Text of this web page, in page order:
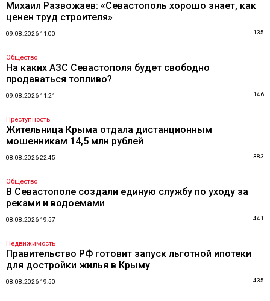
Михаил Развожаев: «Севастополь хорошо знает, как
ценен труд строителя»
09.08.2026 11:00 135
Общество
На каких АЗС Севастополя будет свободно
продаваться топливо?
09.08.2026 11:21 146
Преступность
Жительница Крыма отдала дистанционным
мошенникам 14,5 млн рублей
08.08.2026 22:45 383
Общество
В Севастополе создали единую службу по уходу за
реками и водоемами
08.08.2026 19:57 441
Недвижимость
Правительство РФ готовит запуск льготной ипотеки
для достройки жилья в Крыму
08.08.2026 19:50 435